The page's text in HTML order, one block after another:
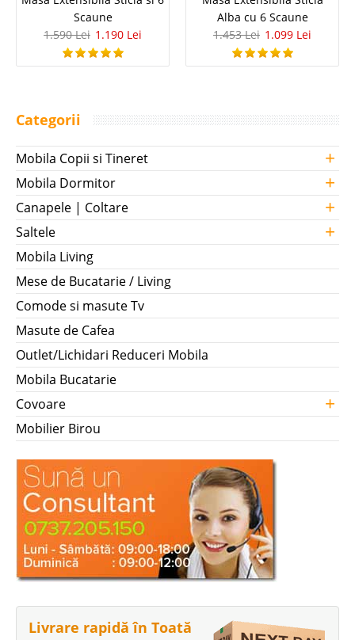
Scaune
1.590 Lei 1.190 Lei
Alba cu 6 Scaune
1.453 Lei 1.099 Lei
Categorii
Mobila Copii si Tineret +
Mobila Dormitor +
Canapele | Coltare +
Saltele +
Mobila Living
Mese de Bucatarie / Living
Comode si masute Tv
Masute de Cafea
Outlet/Lichidari Reduceri Mobila
Mobila Bucatarie
Covoare
+
Mobilier Birou
Livrare rapidă în Toată